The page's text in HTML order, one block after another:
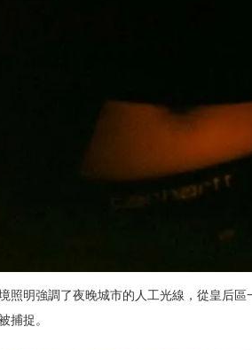
照明強調了夜晚城市的人工光線，從皇后
捕捉。